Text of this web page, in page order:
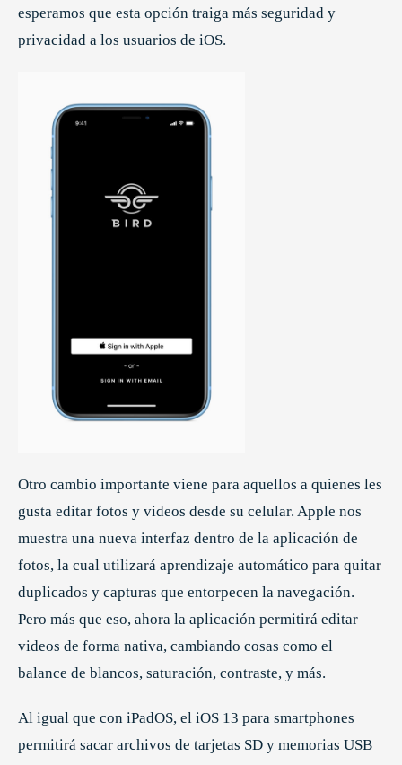
esperamos que esta opción traiga más seguridad y
privacidad a los usuarios de iOS.
Otro cambio importante viene para aquellos a quienes les
gusta editar fotos y videos desde su celular. Apple nos
muestra una nueva interfaz dentro de la aplicación de
fotos, la cual utilizará aprendizaje automático para quitar
duplicados y capturas que entorpecen la navegación.
Pero más que eso, ahora la aplicación permitirá editar
videos de forma nativa, cambiando cosas como el
balance de blancos, saturación, contraste, y más.
Al igual que con iPadOS, el iOS 13 para smartphones
permitirá sacar archivos de tarjetas SD y memorias USB